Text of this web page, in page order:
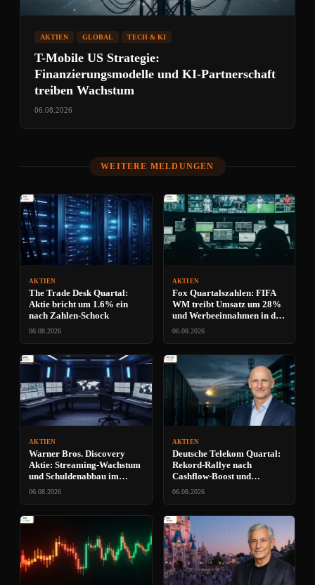
AKTIEN GLOBAL TECH & KI
T-Mobile US Strategie:
Finanzierungsmodelle und KI-Partnerschaft
treiben Wachstum
06.08.2026
WEITERE MELDUNGEN
AKTIEN
The Trade Desk Quartal:
Aktie bricht um 1.6% ein
nach Zahlen-Schock
06.08.2026
AKTIEN
Fox Quartalszahlen: FIFA
WM treibt Umsatz um 28%
und Werbeeinnahmen in die
Höhe
06.08.2026
AKTIEN
Warner Bros. Discovery
Aktie: Streaming-Wachstum
und Schuldenabbau im
Fokus
06.08.2026
AKTIEN
Deutsche Telekom Quartal:
Rekord-Rallye nach
Cashflow-Boost und
Aktienrückkauf
06.08.2026